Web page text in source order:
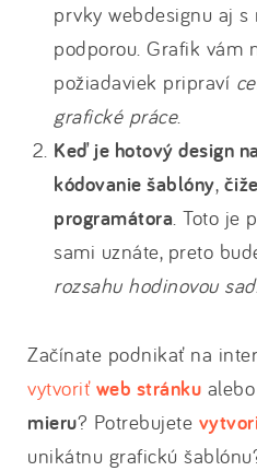
prvky webdesignu aj s
podporou. Grafik vám
požiadaviek pripraví
grafické práce.
Keď je hotový design
kódovanie šablóny,
programátora. Toto je
sami uznáte, preto
rozsahu hodinovou
Začínate podnikať na
vytvoriť web stránku
mieru? Potrebujete
unikátnu grafickú